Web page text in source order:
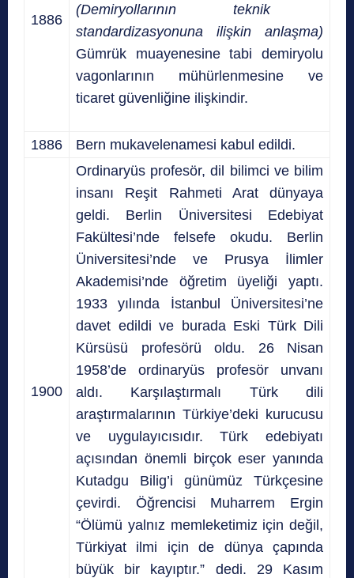
1886
(Demiryollarının teknik
standardizasyonuna ilişkin anlaşma)
Gümrük muayenesine tabi demiryolu
vagonlarının mühürlenmesine ve
ticaret güvenliğine ilişkindir.
1886 Bern mukavelenamesi kabul edildi.
1900
Ordinaryüs profesör, dil bilimci ve bilim
insanı Reşit Rahmeti Arat dünyaya
geldi. Berlin Üniversitesi Edebiyat
Fakültesi’nde felsefe okudu. Berlin
Üniversitesi’nde ve Prusya İlimler
Akademisi’nde öğretim üyeliği yaptı.
1933 yılında İstanbul Üniversitesi’ne
davet edildi ve burada Eski Türk Dili
Kürsüsü profesörü oldu. 26 Nisan
1958’de ordinaryüs profesör unvanı
aldı. Karşılaştırmalı Türk dili
araştırmalarının Türkiye’deki kurucusu
ve uygulayıcısıdır. Türk edebiyatı
açısından önemli birçok eser yanında
Kutadgu Bilig’i günümüz Türkçesine
çevirdi. Öğrencisi Muharrem Ergin
“Ölümü yalnız memleketimiz için değil,
Türkiyat ilmi için de dünya çapında
büyük bir kayıptır.” dedi. 29 Kasım